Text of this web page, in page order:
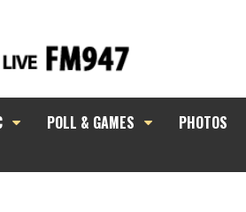
POLL & GAMES
PHOTOS